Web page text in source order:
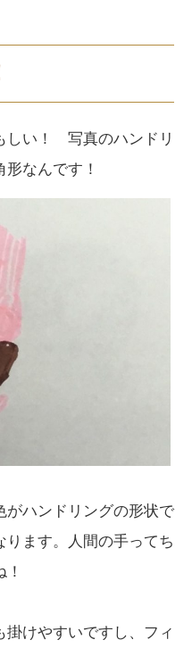
しい！ 写真のハンドリ
なんです！
がハンドリングの形状で
ます。人間の手ってち
けやすいですし、フィ